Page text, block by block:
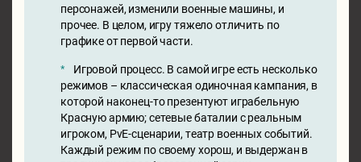
персонажей, изменили военные машины, и
прочее. В целом, игру тяжело отличить по
графике от первой части.
Игровой процесс. В самой игре есть несколько
режимов – классическая одиночная кампания, в
которой наконец-то презентуют играбельную
Красную армию; сетевые баталии с реальным
игроком, PvE-сценарии, театр военных событий.
Каждый режим по своему хорош, и выдержан в